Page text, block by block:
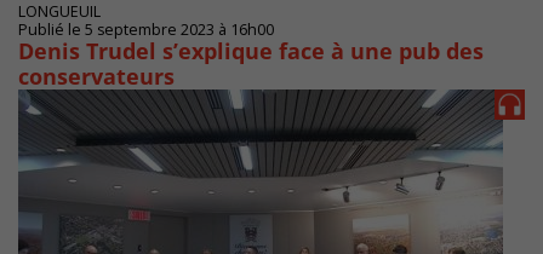
LONGUEUIL
Publié le 5 septembre 2023 à 16h00
Denis Trudel s’explique face à une pub des
conservateurs